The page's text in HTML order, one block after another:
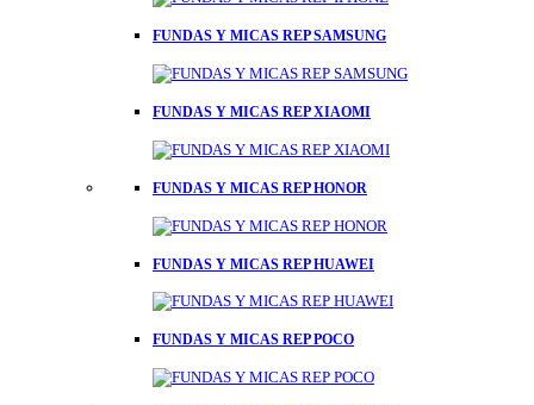
FUNDAS Y MICAS REP SAMSUNG
FUNDAS Y MICAS REP XIAOMI
FUNDAS Y MICAS REP HONOR
FUNDAS Y MICAS REP HUAWEI
FUNDAS Y MICAS REP POCO